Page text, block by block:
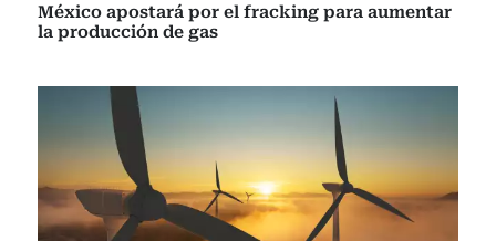
México apostará por el fracking para aumentar
la producción de gas